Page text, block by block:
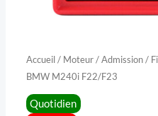
Accueil/ Moteur/Admission/
BMW M240i F22/F23
Quotidien